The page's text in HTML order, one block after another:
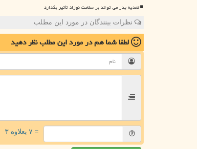
تغذیه پدر می تواند بر سلامت نوزاد تأثیر بگذارد
نظرات بینندگان در مورد این مطلب
لطفا شما همدر مورد این مطلبنظر دهید
= ۷ بعلاوه ۳